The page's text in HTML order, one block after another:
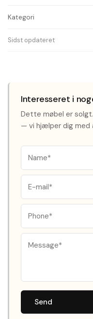
Kategori
Sidst opdateret
Interesseret i
Dette møbel er
— vi hjælper dig med
Send